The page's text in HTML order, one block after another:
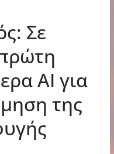
Σε
AI για
της